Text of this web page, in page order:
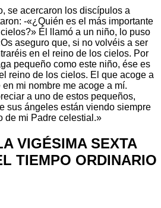
se acercaron los discípulos a
-«¿Quién es el más importante
Él llamó a un niño, lo puso
aseguro que, si no volvéis a ser
en el reino de los cielos. Por
pequeño como este niño, ése es
reino de los cielos. El que acoge a
mi nombre me acoge a mí.
a uno de estos pequeños,
sus ángeles están viendo siempre
de mi Padre celestial.»
VIGÉSIMA SEXTA
TIEMPO ORDINARIO